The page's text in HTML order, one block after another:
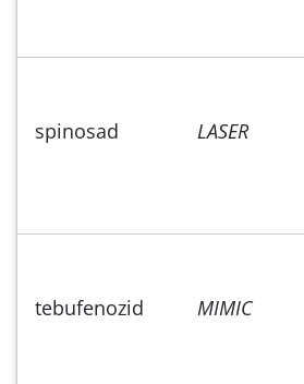
spinosad LASER
tebufenozid MIMIC